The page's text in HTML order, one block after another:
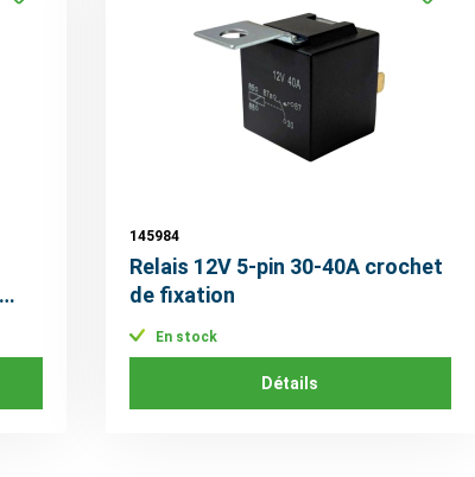
145984
Relais 12V 5-pin 30-40A crochet
de fixation
En stock
Détails